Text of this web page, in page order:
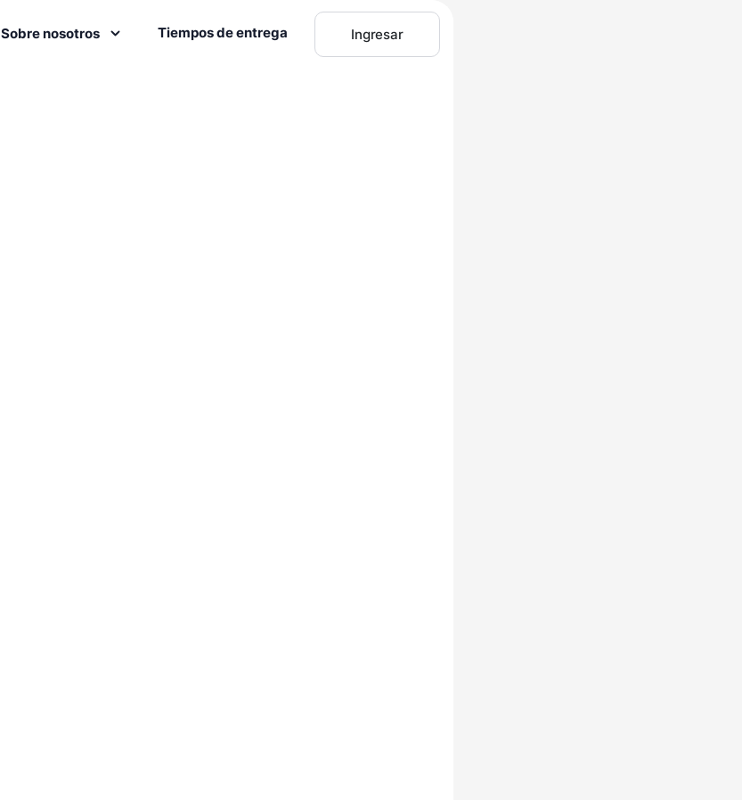
Sobre nosotros Tiempos de entrega Ingresar